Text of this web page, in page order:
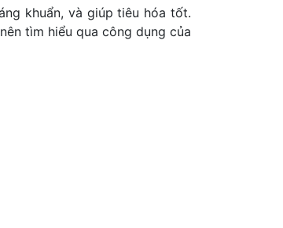
khuẩn, và giúp tiêu hóa tốt.
tìm hiểu qua công dụng của